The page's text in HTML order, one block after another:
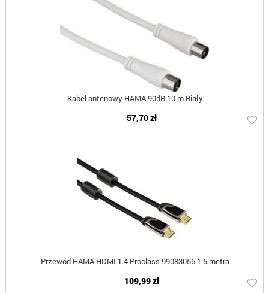
Kabel antenowy HAMA 90dB 10 m Biały
57,70 zł
Przewód HAMA HDMI 1.4 Proclass 99083056 1.5 metra
109,99 zł